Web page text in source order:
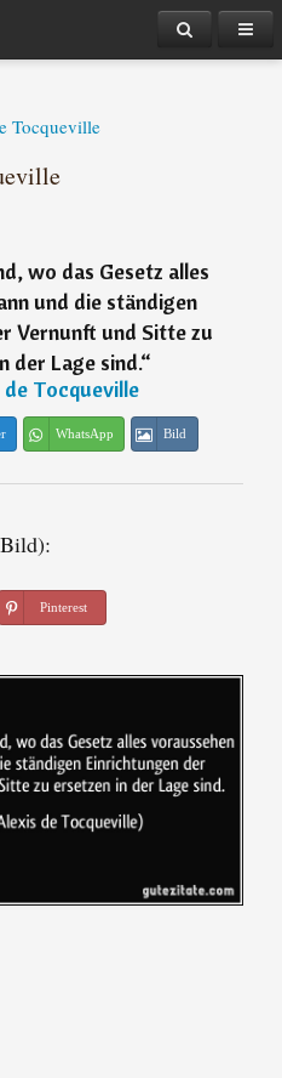
Tocqueville
wo das Gesetz alles
und die ständigen
Vernunft und Sitte zu
der Lage sind.“
Tocqueville
WhatsApp Bild
Pinterest